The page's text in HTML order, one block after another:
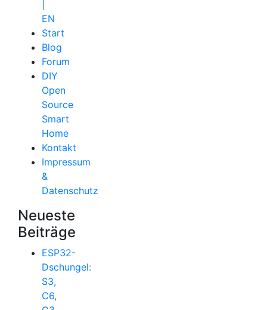
EN
Start
Blog
Forum
DIY
Open
Source
Smart
Home
Kontakt
Impressum
&
Datenschutz
Neueste
Beiträge
ESP32-
Dschungel:
S3,
C6,